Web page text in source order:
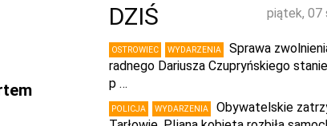
piątek, 07
DZIŚ
OSTROWIEC WYDARZENIA
Sprawa
radnego Dariusza Czupryńskiego
p …
POLICJA WYDARZENIA
Obywatelskie